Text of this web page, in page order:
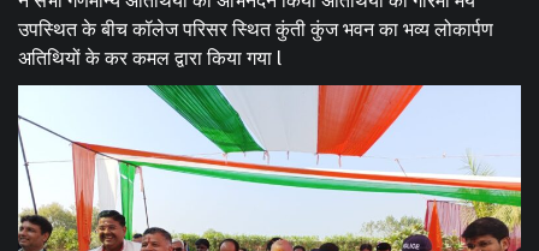
उपस्थित के बीच कॉलेज परिसर स्थित कुंती कुंज भवन का भव्य लोकार्पण
अतिथियों के कर कमल द्वारा किया गया l